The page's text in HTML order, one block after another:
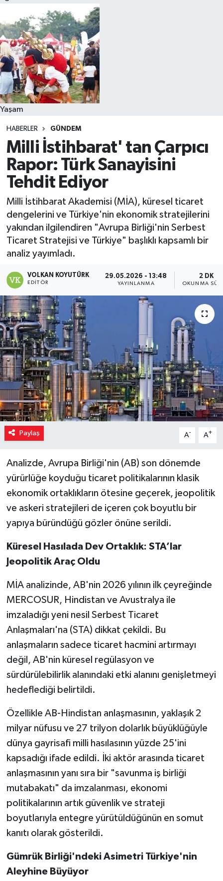
Yaşam
HABERLER GÜNDEM
Milli İstihbarat' tan Çarpıcı
Rapor: Türk Sanayisini
Tehdit Ediyor
Milli İstihbarat Akademisi (MİA), küresel ticaret
dengelerini ve Türkiye'nin ekonomik stratejilerini
yakından ilgilendiren "Avrupa Birliği'nin Serbest
Ticaret Stratejisi ve Türkiye" başlıklı kapsamlı bir
analiz yayımladı.
VOLKAN KOYUTÜRK
EDITÖR
29.05.2026 - 13:48
YAYINLANMA
2 DK
OKUNMA
Paylaş A- A+
Analizde, Avrupa Birliği'nin (AB) son dönemde
yürürlüğe koyduğu ticaret politikalarının klasik
ekonomik ortaklıkların ötesine geçerek, jeopolitik
ve askeri stratejileri de içeren çok boyutlu bir
yapıya büründüğü gözler önüne serildi.
Küresel Hasılada Dev Ortaklık: STA’lar
Jeopolitik Araç Oldu
MİA analizinde, AB'nin 2026 yılının ilk çeyreğinde
MERCOSUR, Hindistan ve Avustralya ile
imzaladığı yeni nesil Serbest Ticaret
Anlaşmaları'na (STA) dikkat çekildi. Bu
anlaşmaların sadece ticaret hacmini artırmayı
değil, AB'nin küresel regülasyon ve
sürdürülebilirlik alanındaki etki alanını genişletmeyi
hedeflediği belirtildi.
Özellikle AB-Hindistan anlaşmasının, yaklaşık 2
milyar nüfusu ve 27 trilyon dolarlık büyüklüğüyle
dünya gayrisafi milli hasılasının yüzde 25'ini
kapsadığı ifade edildi. İki aktör arasında ticaret
anlaşmasının yanı sıra bir "savunma iş birliği
mutabakatı" da imzalanması, ekonomi
politikalarının artık güvenlik ve strateji
boyutlarıyla entegre yürütüldüğünün en somut
kanıtı olarak gösterildi.
Gümrük Birliği'ndeki Asimetri Türkiye'nin
Aleyhine Büyüyor